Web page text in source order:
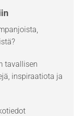
tavallisen
inspiraatiota ja